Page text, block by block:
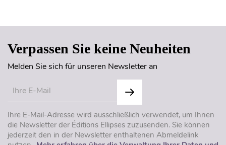
Verpassen Sie keine Neuheiten
Melden Sie sich für unseren Newsletter an
Ihre E-Mail-Adresse wird ausschließlich verwendet, um Ihnen
die Newsletter der Éditions Ellipses zuzusenden. Sie können
jederzeit den in der Newsletter enthaltenen Abmeldelink